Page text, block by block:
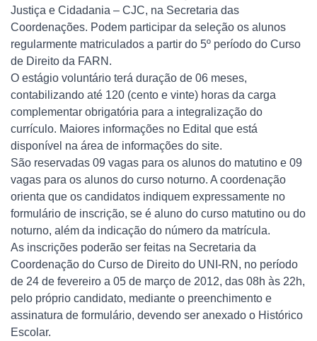
Justiça e Cidadania – CJC, na Secretaria das
Coordenações. Podem participar da seleção os alunos
regularmente matriculados a partir do 5º período do Curso
de Direito da FARN.
O estágio voluntário terá duração de 06 meses,
contabilizando até 120 (cento e vinte) horas da carga
complementar obrigatória para a integralização do
currículo. Maiores informações no Edital que está
disponível na área de informações do site.
São reservadas 09 vagas para os alunos do matutino e 09
vagas para os alunos do curso noturno. A coordenação
orienta que os candidatos indiquem expressamente no
formulário de inscrição, se é aluno do curso matutino ou do
noturno, além da indicação do número da matrícula.
As inscrições poderão ser feitas na Secretaria da
Coordenação do Curso de Direito do UNI-RN, no período
de 24 de fevereiro a 05 de março de 2012, das 08h às 22h,
pelo próprio candidato, mediante o preenchimento e
assinatura de formulário, devendo ser anexado o Histórico
Escolar.